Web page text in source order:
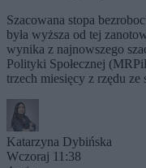
Szacowana stopa
była wyższa od tej
wynika z najnowszego
Polityki Społecznej
trzech miesięcy z rzędu ze
Katarzyna Dybińska
Wczoraj 11:38